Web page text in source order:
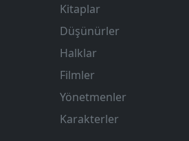
Kitaplar
Düşünürler
Halklar
Filmler
Yönetmenler
Karakterler